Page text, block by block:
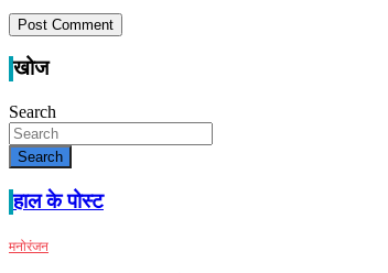
खोज
Search
Search
हाल के पोस्ट
मनोरंजन